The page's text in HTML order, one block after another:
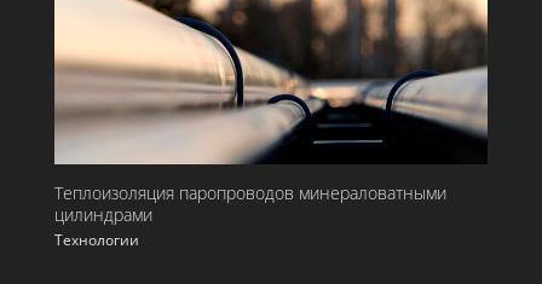
Теплоизоляция паропроводов минераловатными
цилиндрами
Технологии